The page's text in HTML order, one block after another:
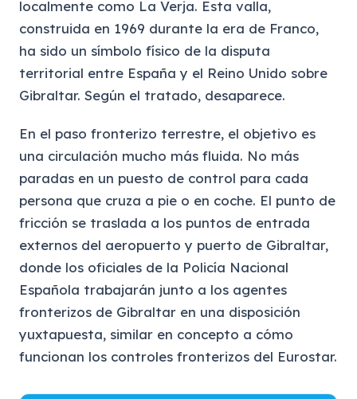
localmente como La Verja. Esta valla,
construida en 1969 durante la era de Franco,
ha sido un símbolo físico de la disputa
territorial entre España y el Reino Unido sobre
Gibraltar. Según el tratado, desaparece.
En el paso fronterizo terrestre, el objetivo es
una circulación mucho más fluida. No más
paradas en un puesto de control para cada
persona que cruza a pie o en coche. El punto de
fricción se traslada a los puntos de entrada
externos del aeropuerto y puerto de Gibraltar,
donde los oficiales de la Policía Nacional
Española trabajarán junto a los agentes
fronterizos de Gibraltar en una disposición
yuxtapuesta, similar en concepto a cómo
funcionan los controles fronterizos del Eurostar.